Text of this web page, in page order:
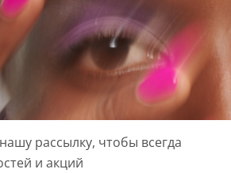
рассылку, чтобы всегда
и акций